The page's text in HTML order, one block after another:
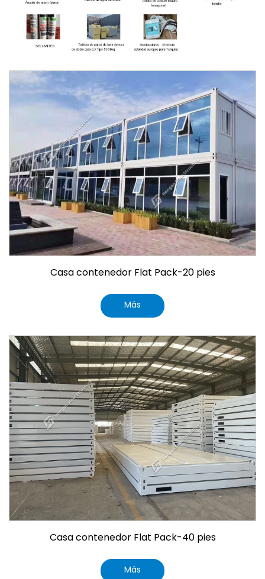
Casa contenedor Flat Pack-20 pies
Más
Casa contenedor Flat Pack-40 pies
Más